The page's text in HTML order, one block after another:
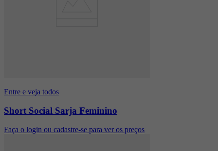
Entre e veja todos
Short Social Sarja Feminino
Faça o login ou cadastre-se para ver os preços